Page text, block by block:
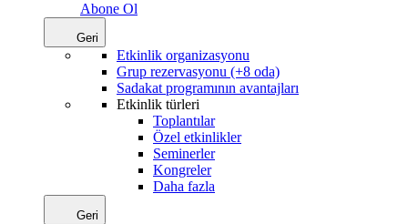
Abone Ol
Geri
Etkinlik organizasyonu
Grup rezervasyonu (+8 oda)
Sadakat programının avantajları
Etkinlik türleri
Toplantılar
Özel etkinlikler
Seminerler
Kongreler
Daha fazla
Geri